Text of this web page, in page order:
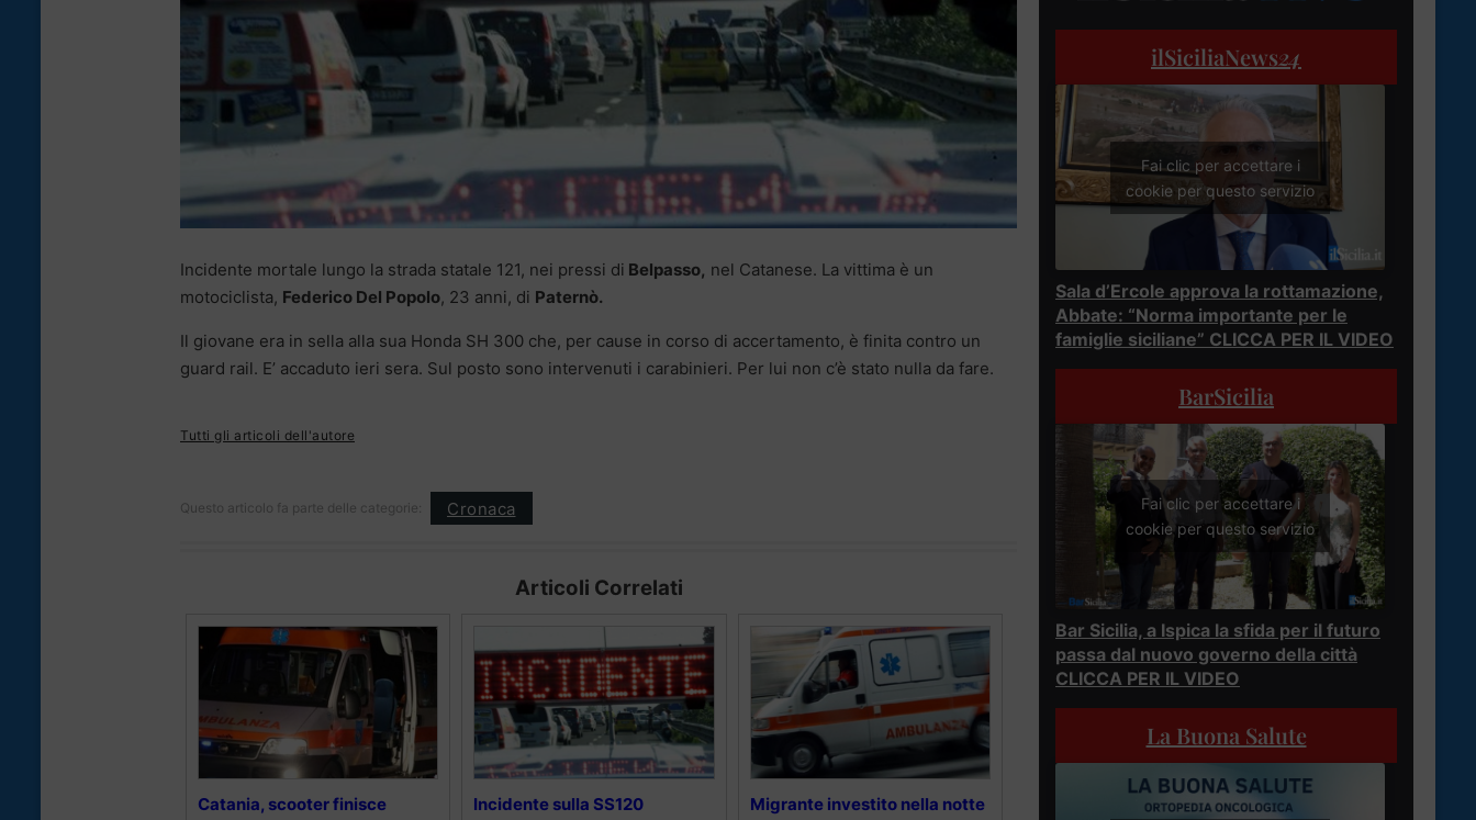
Incidente mortale lungo la strada statale 121, nei pressi di Belpasso, nel Catanese. La vittima è un
motociclista, Federico Del Popolo, 23 anni, di Paternò.
Il giovane era in sella alla sua Honda SH 300 che, per cause in corso di accertamento, è finita contro un
guard rail. E’ accaduto ieri sera. Sul posto sono intervenuti i carabinieri. Per lui non c’è stato nulla da fare.
Tutti gli articoli dell'autore
Questo articolo fa parte delle categorie: Cronaca
Articoli Correlati
Catania, scooter finisce
Incidente sulla SS120
Migrante investito nella notte
ilSiciliaNews24
Fai clic per accettare i
cookie per questo servizio
Sala d’Ercole approva la rottamazione,
Abbate: “Norma importante per le
famiglie siciliane” CLICCA PER IL VIDEO
BarSicilia
Fai clic per accettare i
cookie per questo servizio
Bar Sicilia, a Ispica la sfida per il futuro
passa dal nuovo governo della città
CLICCA PER IL VIDEO
La Buona Salute